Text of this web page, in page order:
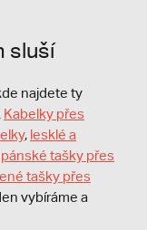
sluší
najdete ty
Kabelky přes
, lesklé a
pánské tašky přes
tašky přes
vybíráme a